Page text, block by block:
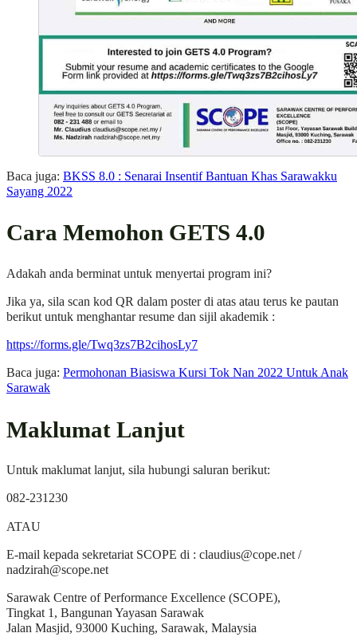
Baca juga: BKSS 8.0 : Senarai Insentif Bantuan Khas Sarawakku
Sayang 2022
Cara Memohon GETS 4.0
Adakah anda berminat untuk menyertai program ini?
Jika ya, sila scan kod QR dalam poster di atas atau terus ke pautan
berikut untuk menghantar resume dan sijil akademik :
https://forms.gle/Twq3zs7B2cihosLy7
Baca juga: Permohonan Biasiswa Kursi Tok Nan 2022 Untuk Anak
Sarawak
Maklumat Lanjut
Untuk maklumat lanjut, sila hubungi saluran berikut:
082-231230
ATAU
E-mail kepada sekretariat SCOPE di : claudius@cope.net/
nadzirah@scope.net
Sarawak Centre of Performance Excellence (SCOPE),
Tingkat 1, Bangunan Yayasan Sarawak
Jalan Masjid, 93000 Kuching, Sarawak, Malaysia